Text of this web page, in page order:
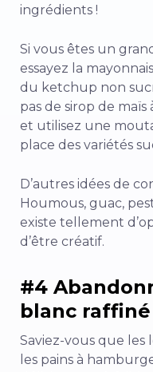
ingrédients !
Si vous êtes un
essayez la
du ketchup non
pas de sirop de
et utilisez une
place des variétés
D’autres idées de
Houmous, guac,
existe tellement
d’être créatif.
#4
blanc raffiné
Saviez-vous que
les pains à